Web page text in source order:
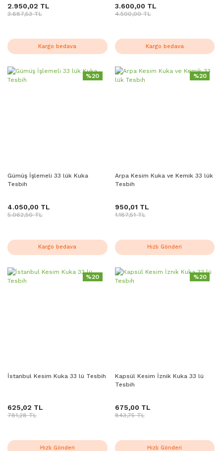
2.950,02 TL
3.687,53 TL
Kargo bedava
3.600,00 TL
4.500,00 TL
Kargo bedava
%20
Gümüş İşlemeli 33 lük Kuka
Tesbih
4.050,00 TL
5.062,50 TL
Kargo bedava
%20
Arpa Kesim Kuka ve Kemik 33 lük
Tesbih
950,01 TL
1.187,51 TL
Hızlı Gönderi
%20
İstanbul Kesim Kuka 33 lü Tesbih
625,02 TL
781,28 TL
Hızlı Gönderi
%20
Kapsül Kesim İznik Kuka 33 lü
Tesbih
675,00 TL
843,75 TL
Hızlı Gönderi